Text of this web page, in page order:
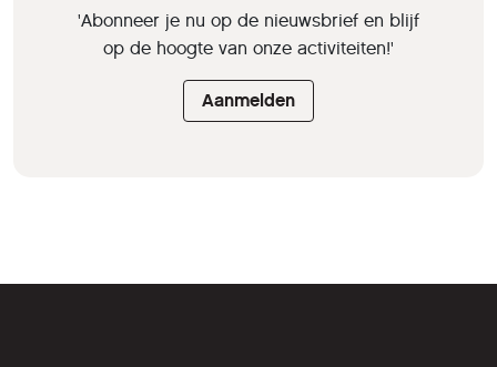
'Abonneer je nu op de nieuwsbrief en blijf
op de hoogte van onze activiteiten!'
Aanmelden